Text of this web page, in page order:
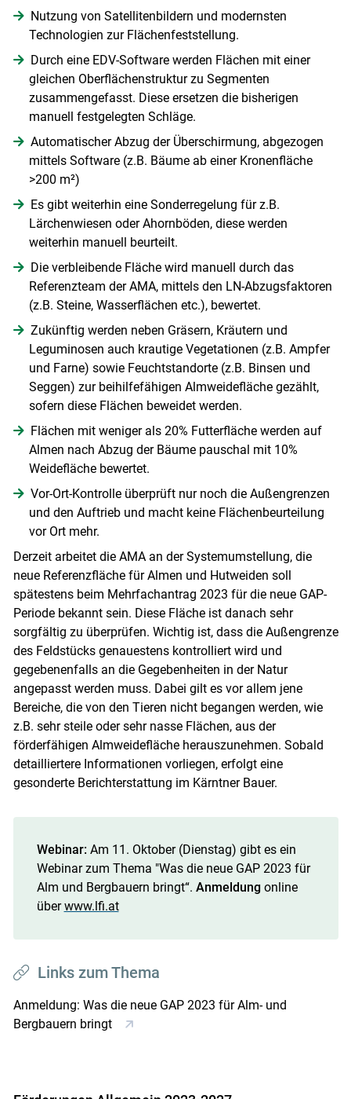
Skip to main content
Nutzung von Satellitenbildern und modernsten
Technologien zur Flächenfeststellung.
Durch eine EDV-Software werden Flächen mit einer
gleichen Oberflächenstruktur zu Segmenten
zusammengefasst. Diese ersetzen die bisherigen
manuell festgelegten Schläge.
Automatischer Abzug der Überschirmung, abgezogen
mittels Software (z.B. Bäume ab einer Kronenfläche
>200 m²)
Es gibt weiterhin eine Sonderregelung für z.B.
Lärchenwiesen oder Ahornböden, diese werden
weiterhin manuell beurteilt.
Die verbleibende Fläche wird manuell durch das
Referenzteam der AMA, mittels den LN-Abzugsfaktoren
(z.B. Steine, Wasserflächen etc.), bewertet.
Zukünftig werden neben Gräsern, Kräutern und
Leguminosen auch krautige Vegetationen (z.B. Ampfer
und Farne) sowie Feuchtstandorte (z.B. Binsen und
Seggen) zur beihilfefähigen Almweidefläche gezählt,
sofern diese Flächen beweidet werden.
Flächen mit weniger als 20% Futterfläche werden auf
Almen nach Abzug der Bäume pauschal mit 10%
Weidefläche bewertet.
Vor-Ort-Kontrolle überprüft nur noch die Außengrenzen
und den Auftrieb und macht keine Flächenbeurteilung
vor Ort mehr.
Derzeit arbeitet die AMA an der Systemumstellung, die
neue Referenzfläche für Almen und Hutweiden soll
spätestens beim Mehrfachantrag 2023 für die neue GAP-
Periode bekannt sein. Diese Fläche ist danach sehr
sorgfältig zu überprüfen. Wichtig ist, dass die Außengrenze
des Feldstücks genauestens kontrolliert wird und
gegebenenfalls an die Gegebenheiten in der Natur
angepasst werden muss. Dabei gilt es vor allem jene
Bereiche, die von den Tieren nicht begangen werden, wie
z.B. sehr steile oder sehr nasse Flächen, aus der
förderfähigen Almweidefläche herauszunehmen. Sobald
detailliertere Informationen vorliegen, erfolgt eine
gesonderte Berichterstattung im Kärntner Bauer.
Webinar: Am 11. Oktober (Dienstag) gibt es ein
Webinar zum Thema "Was die neue GAP 2023 für
Alm­ und Bergbauern bringt“. Anmeldung online
überwww.lfi.at
Links zum Thema
Anmeldung: Was die neue GAP 2023 für Alm- und
Bergbauern bringt